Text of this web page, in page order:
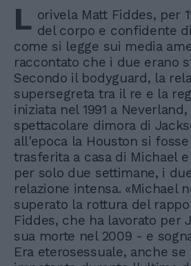
L orivela Matt Fiddes, per
del corpo e confidente
come si legge sui media
raccontato che i due erano
Secondo il bodyguard, la
supersegreta tra il re e la
iniziata nel 1991 a
spettacolare dimora di
all'epoca la Houston si
trasferita a casa di Michael
per solo due settimane, i
relazione intensa. «Michael
superato la rottura del
Fiddes, che ha lavorato per
sua morte nel 2009 - e
Era eterosessuale, anche